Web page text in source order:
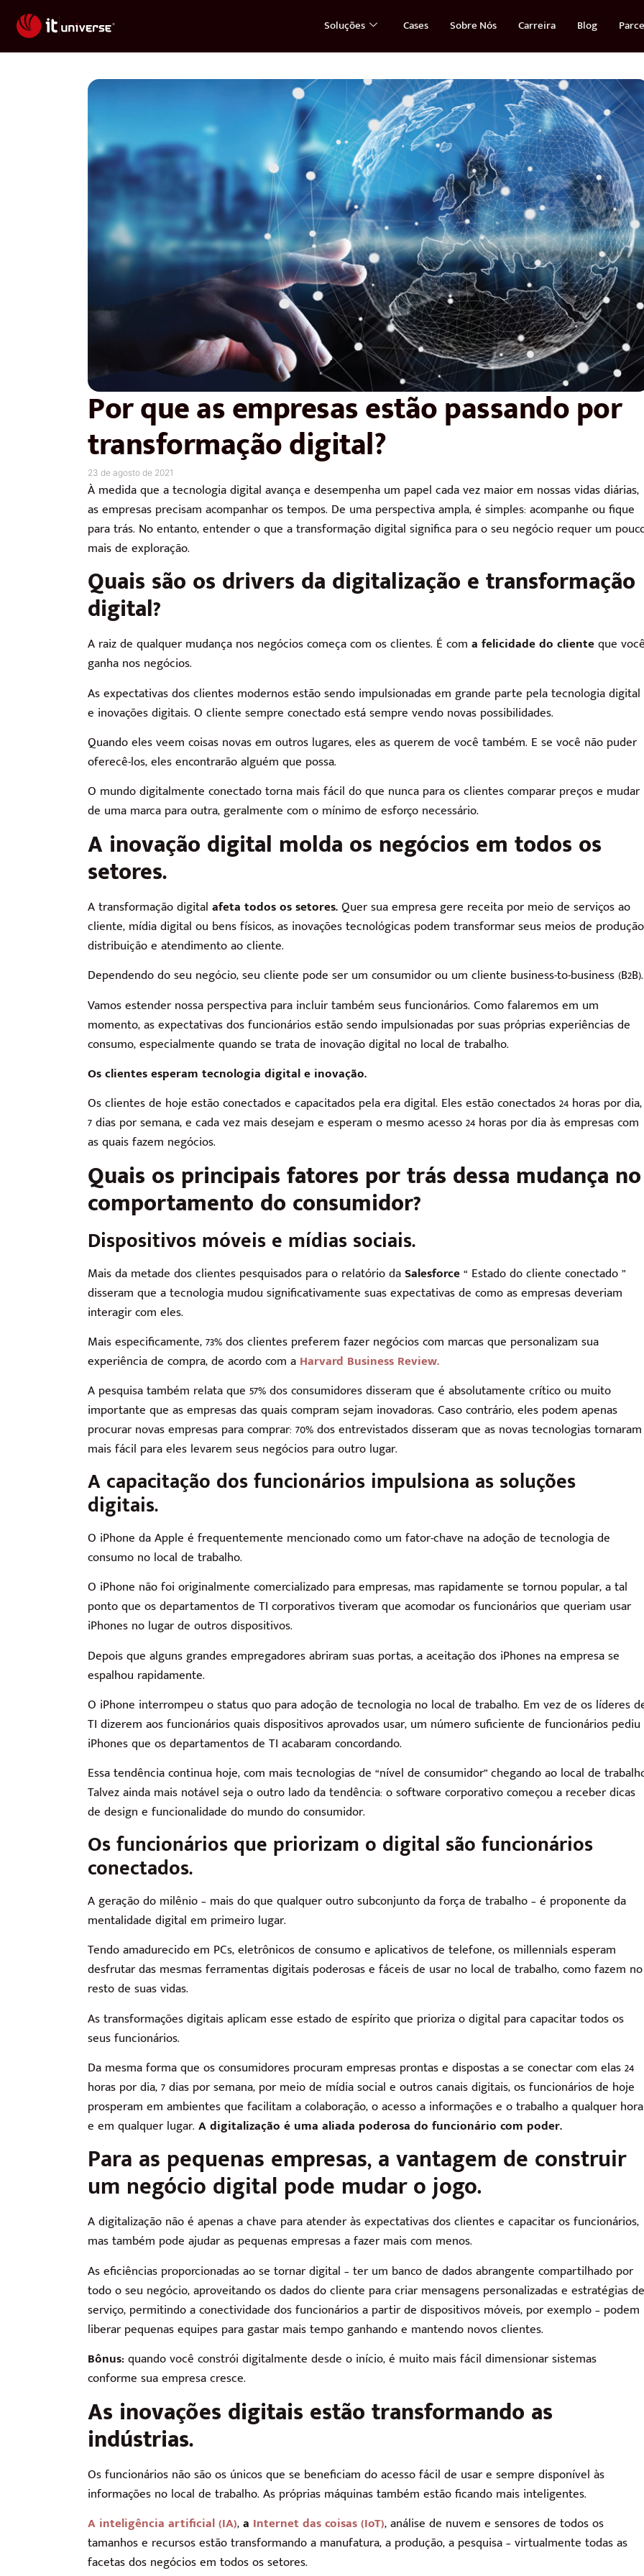
Soluções Cases Sobre Nós Carreira Blog
Por que as empresas estão passando por
transformação digital?
23 de agosto de 2021
À medida que a tecnologia digital avança e desempenha um papel cada vez maior em nossas vidas diárias,
as empresas precisam acompanhar os tempos. De uma perspectiva ampla, é simples: acompanhe ou fique
para trás. No entanto, entender o que a transformação digital significa para o seu negócio requer um
mais de exploração.
Quais são os drivers da digitalização e transformação
digital?
A raiz de qualquer mudança nos negócios começa com os clientes. É com a felicidade do clienteque
ganha nos negócios.
As expectativas dos clientes modernos estão sendo impulsionadas em grande parte pela tecnologia digital
e inovações digitais. O cliente sempre conectado está sempre vendo novas possibilidades.
Quando eles veem coisas novas em outros lugares, eles as querem de você também. E se você não puder
oferecê-los, eles encontrarão alguém que possa.
O mundo digitalmente conectado torna mais fácil do que nunca para os clientes comparar preços e mudar
de uma marca para outra, geralmente com o mínimo de esforço necessário.
A inovação digital molda os negócios em todos os
setores.
A transformação digital afeta todos os setores.Quer sua empresa gere receita por meio de serviços ao
cliente, mídia digital ou bens físicos, as inovações tecnológicas podem transformar seus meios de
distribuição e atendimento ao cliente.
Dependendo do seu negócio, seu cliente pode ser um consumidor ou um cliente business-to-business (B2B).
Vamos estender nossa perspectiva para incluir também seus funcionários. Como falaremos em um
momento, as expectativas dos funcionários estão sendo impulsionadas por suas próprias experiências de
consumo, especialmente quando se trata de inovação digital no local de trabalho.
Os clientes esperam tecnologia digital e inovação.
Os clientes de hoje estão conectados e capacitados pela era digital. Eles estão conectados 24 horas por dia,
7 dias por semana, e cada vez mais desejam e esperam o mesmo acesso 24 horas por dia às empresas com
as quais fazem negócios.
Quais os principais fatores por trás dessa mudança no
comportamento do consumidor?
Dispositivos móveis e mídias sociais.
Mais da metade dos clientes pesquisados ​​para o relatório daSalesforce“ Estado do cliente conectado ”
disseram que a tecnologia mudou significativamente suas expectativas de como as empresas deveriam
interagir com eles.
Mais especificamente, 73% dos clientes preferem fazer negócios com marcas que personalizam sua
experiência de compra, de acordo com a Harvard Business Review.
A pesquisa também relata que 57% dos consumidores disseram que é absolutamente crítico ou muito
importante que as empresas das quais compram sejam inovadoras. Caso contrário, eles podem apenas
procurar novas empresas para comprar: 70% dos entrevistados disseram que as novas tecnologias tornaram
mais fácil para eles levarem seus negócios para outro lugar.
A capacitação dos funcionários impulsiona as soluções
digitais.
O iPhone da Apple é frequentemente mencionado como um fator-chave na adoção de tecnologia de
consumo no local de trabalho.
O iPhone não foi originalmente comercializado para empresas, mas rapidamente se tornou popular, a tal
ponto que os departamentos de TI corporativos tiveram que acomodar os funcionários que queriam usar
iPhones no lugar de outros dispositivos.
Depois que alguns grandes empregadores abriram suas portas, a aceitação dos iPhones na empresa se
espalhou rapidamente.
O iPhone interrompeu o status quo para adoção de tecnologia no local de trabalho. Em vez de os líderes
TI dizerem aos funcionários quais dispositivos aprovados usar, um número suficiente de funcionários pediu
iPhones que os departamentos de TI acabaram concordando.
Essa tendência continua hoje, com mais tecnologias de “nível de consumidor” chegando ao local de
Talvez ainda mais notável seja o outro lado da tendência: o software corporativo começou a receber dicas
de design e funcionalidade do mundo do consumidor.
Os funcionários que priorizam o digital são funcionários
conectados.
A geração do milênio – mais do que qualquer outro subconjunto da força de trabalho – é proponente da
mentalidade digital em primeiro lugar.
Tendo amadurecido em PCs, eletrônicos de consumo e aplicativos de telefone, os millennials esperam
desfrutar das mesmas ferramentas digitais poderosas e fáceis de usar no local de trabalho, como fazem no
resto de suas vidas.
As transformações digitais aplicam esse estado de espírito que prioriza o digital para capacitar todos os
seus funcionários.
Da mesma forma que os consumidores procuram empresas prontas e dispostas a se conectar com elas 24
horas por dia, 7 dias por semana, por meio de mídia social e outros canais digitais, os funcionários de hoje
prosperam em ambientes que facilitam a colaboração, o acesso a informações e o trabalho a qualquer hora
e em qualquer lugar. A digitalização é uma aliada poderosa do funcionário com poder.
Para as pequenas empresas, a vantagem de construir
um negócio digital pode mudar o jogo.
A digitalização não é apenas a chave para atender às expectativas dos clientes e capacitar os funcionários,
mas também pode ajudar as pequenas empresas a fazer mais com menos.
As eficiências proporcionadas ao se tornar digital – ter um banco de dados abrangente compartilhado por
todo o seu negócio, aproveitando os dados do cliente para criar mensagens personalizadas e estratégias de
serviço, permitindo a conectividade dos funcionários a partir de dispositivos móveis, por exemplo – podem
liberar pequenas equipes para gastar mais tempo ganhando e mantendo novos clientes.
Bônus: quando você constrói digitalmente desde o início, é muito mais fácil dimensionar sistemas
conforme sua empresa cresce.
As inovações digitais estão transformando as
indústrias.
Os funcionários não são os únicos que se beneficiam do acesso fácil de usar e sempre disponível às
informações no local de trabalho. As próprias máquinas também estão ficando mais inteligentes.
A inteligência artificial (IA),a Internet das coisas (IoT), análise de nuvem e sensores de todos os
tamanhos e recursos estão transformando a manufatura, a produção, a pesquisa – virtualmente todas as
facetas dos negócios em todos os setores.